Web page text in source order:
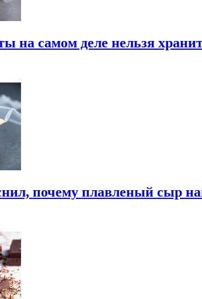
на самом деле нельзя
почему плавленый сыр